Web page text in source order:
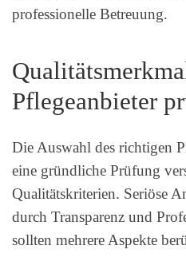
professionelle Betreuung.
Pflegeanbieter
Die Auswahl des richtigen
eine gründliche Prüfung
Qualitätskriterien. Seriöse
durch Transparenz und
sollten mehrere Aspekte